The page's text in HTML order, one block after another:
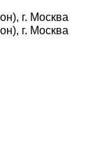
г. Москва
г. Москва